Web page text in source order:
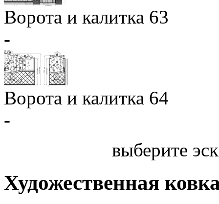
Ворота и калитка 63
-
Ворота и калитка 64
-
выберите
Художественная